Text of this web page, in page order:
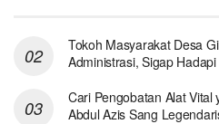
Tokoh Masyarakat Desa
Administrasi, Sigap
Cari Pengobatan Alat Vital
Abdul Azis Sang